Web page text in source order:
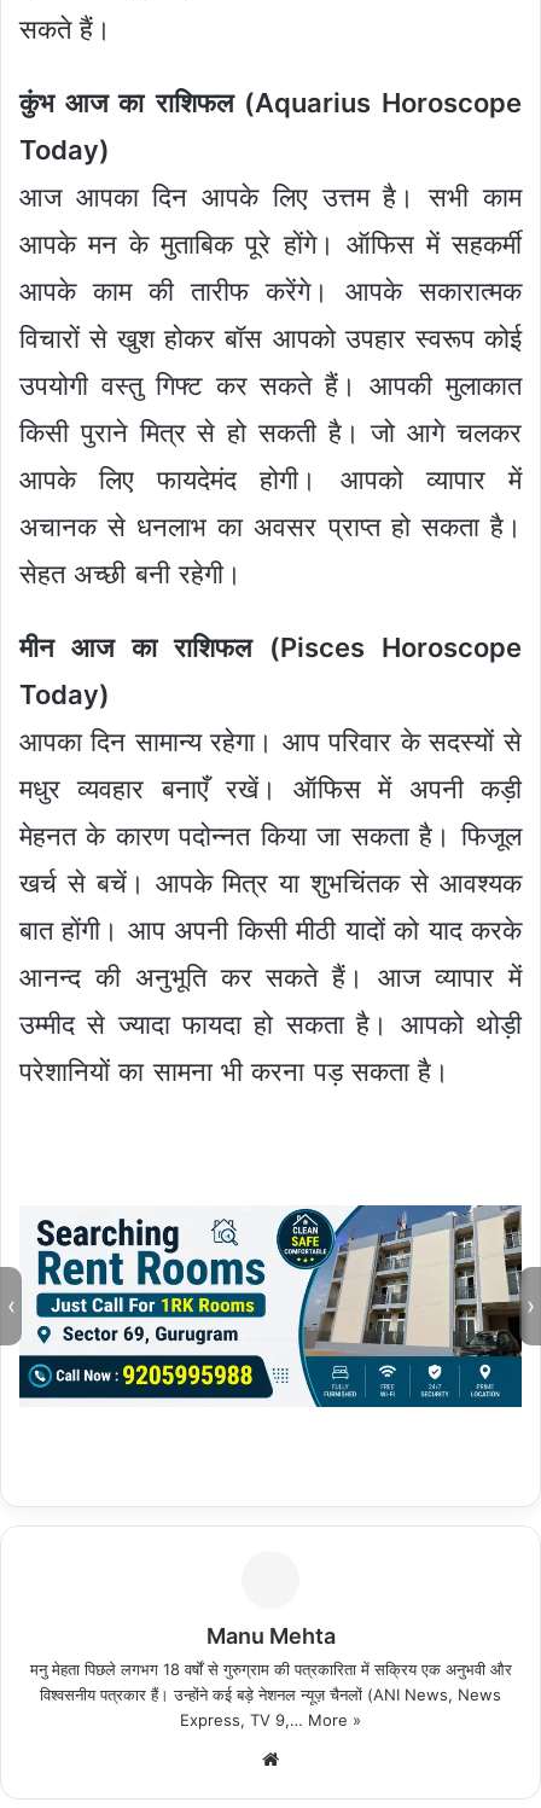
सकते हैं।
कुंभ आज का राशिफल (Aquarius Horoscope
Today)
आज आपका दिन आपके लिए उत्तम है। सभी काम
आपके मन के मुताबिक पूरे होंगे। ऑफिस में सहकर्मी
आपके काम की तारीफ करेंगे। आपके सकारात्मक
विचारों से खुश होकर बॉस आपको उपहार स्वरूप कोई
उपयोगी वस्तु गिफ्ट कर सकते हैं। आपकी मुलाकात
किसी पुराने मित्र से हो सकती है। जो आगे चलकर
आपके लिए फायदेमंद होगी। आपको व्यापार में
अचानक से धनलाभ का अवसर प्राप्त हो सकता है।
सेहत अच्छी बनी रहेगी।
मीन आज का राशिफल (Pisces Horoscope
Today)
आपका दिन सामान्य रहेगा। आप परिवार के सदस्यों से
मधुर व्यवहार बनाएँ रखें। ऑफिस में अपनी कड़ी
मेहनत के कारण पदोन्नत किया जा सकता है। फिजूल
खर्च से बचें। आपके मित्र या शुभचिंतक से आवश्यक
बात होंगी। आप अपनी किसी मीठी यादों को याद करके
आनन्द की अनुभूति कर सकते हैं। आज व्यापार में
उम्मीद से ज्यादा फायदा हो सकता है। आपको थोड़ी
परेशानियों का सामना भी करना पड़ सकता है।
Manu Mehta
मनु मेहता पिछले लगभग 18 वर्षों से गुरुग्राम की पत्रकारिता में सक्रिय एक अनुभवी और
विश्वसनीय पत्रकार हैं। उन्होंने कई बड़े नेशनल न्यूज़ चैनलों (ANI News, News
Express, TV 9,… More »
‹ ›